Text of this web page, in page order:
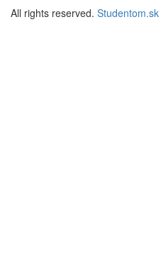
All rights reserved. Studentom.sk